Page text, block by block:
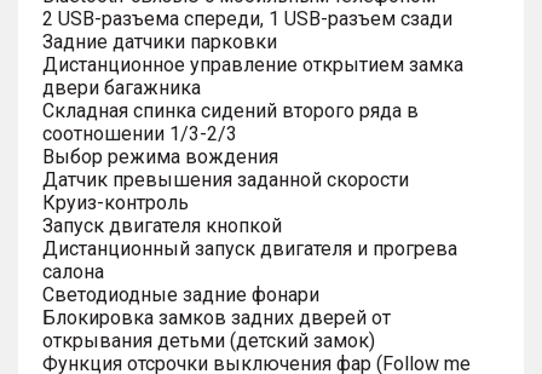
2 USB-разъема спереди, 1 USB-разъем сзади
Задние датчики парковки
Дистанционное управление открытием замка
двери багажника
Складная спинка сидений второго ряда в
соотношении 1/3-2/3
Выбор режима вождения
Датчик превышения заданной скорости
Круиз-контроль
Запуск двигателя кнопкой
Дистанционный запуск двигателя и прогрева
салона
Светодиодные задние фонари
Блокировка замков задних дверей от
открывания детьми (детский замок)
Функция отсрочки выключения фар (Follow me